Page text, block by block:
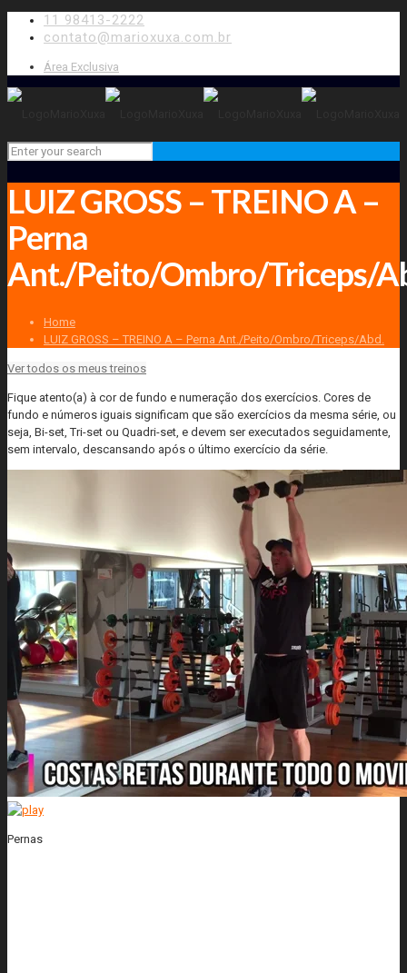
11 98413-2222
contato@marioxuxa.com.br
Área Exclusiva
LUIZ GROSS – TREINO A –
Perna
Ant./Peito/Ombro/Triceps/
Home
LUIZ GROSS – TREINO A – Perna Ant./Peito/Ombro/Triceps/Abd.
Ver todos os meus treinos
Fique atento(a) à cor de fundo e numeração dos exercícios. Cores de
fundo e números iguais significam que são exercícios da mesma série, ou
seja, Bi-set, Tri-set ou Quadri-set, e devem ser executados seguidamente,
sem intervalo, descansando após o último exercício da série.
Pernas